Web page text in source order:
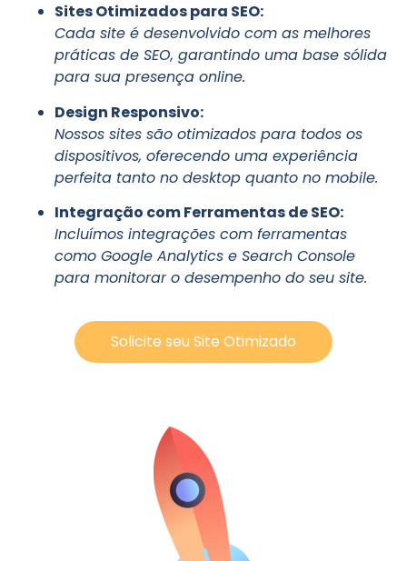
Sites Otimizados para SEO:
Cada site é desenvolvido com as melhores
práticas de SEO, garantindo uma base sólida
para sua presença online.
Design Responsivo:
Nossos sites são otimizados para todos os
dispositivos, oferecendo uma experiência
perfeita tanto no desktop quanto no mobile.
Integração com Ferramentas de SEO:
Incluímos integrações com ferramentas
como Google Analytics e Search Console
para monitorar o desempenho do seu site.
Solicite seu Site Otimizado